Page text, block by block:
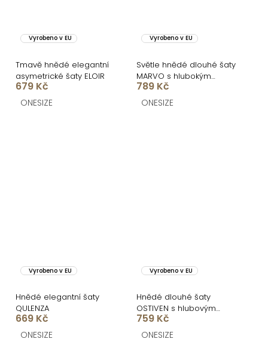
Vyrobeno v EU
Tmavě hnědé elegantní
asymetrické šaty ELOIR
679 Kč
ONESIZE
Vyrobeno v EU
Světle hnědé dlouhé šaty
MARVO s hlubokým
výstřihem
789 Kč
ONESIZE
Vyrobeno v EU
Hnědé elegantní šaty
QULENZA
669 Kč
ONESIZE
Vyrobeno v EU
Hnědé dlouhé šaty
OSTIVEN s hlubovým
výstřihem
759 Kč
ONESIZE